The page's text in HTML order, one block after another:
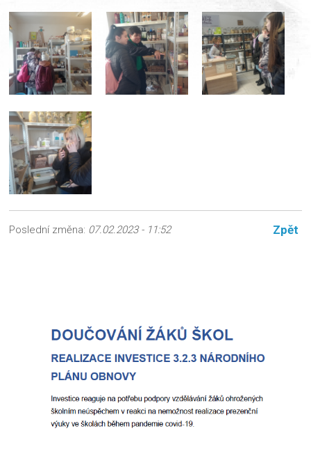
Poslední změna: 07.02.2023 - 11:52 Zpět